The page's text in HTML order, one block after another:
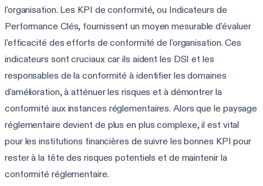
l'organisation. Les KPI de conformité, ou Indicateurs de
Performance Clés, fournissent un moyen mesurable d'évaluer
l'efficacité des efforts de conformité de l'organisation. Ces
indicateurs sont cruciaux car ils aident les DSI et les
responsables de la conformité à identifier les domaines
d'amélioration, à atténuer les risques et à démontrer la
conformité aux instances réglementaires. Alors que le paysage
réglementaire devient de plus en plus complexe, il est vital
pour les institutions financières de suivre les bonnes KPI pour
rester à la tête des risques potentiels et de maintenir la
conformité réglementaire.